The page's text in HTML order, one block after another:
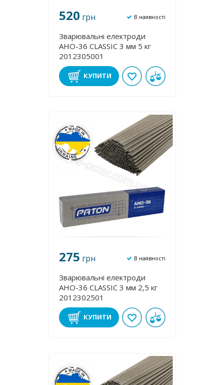
520 грн В наявності
Зварювальні електроди
АНО-36 CLASSIC 3 мм 5 кг
2012305001
КУПИТИ
275 грн В наявності
Зварювальні електроди
АНО-36 CLASSIC 3 мм 2,5 кг
2012302501
КУПИТИ